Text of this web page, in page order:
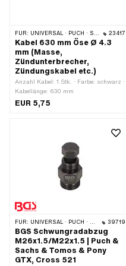
FÜR: UNIVERSAL · PUCH · SACHS · PIAGGIO · ZÜNDAPP BELMONDO · SOLEX · KREIDLER 23417
Kabel 630 mm Öse Ø 4.3
mm (Masse,
Zündunterbrecher,
Zündungskabel etc.)
Anzahl Kabel: 1 Stk. · Farbe: schwarz ·
Kabellänge: 630 mm
EUR 5,75
FÜR: UNIVERSAL · PUCH · SACHS 39719
BGS Schwungradabzug
M26x1.5/M22x1.5 | Puch &
Sachs & Tomos & Pony
GTX, Cross 521